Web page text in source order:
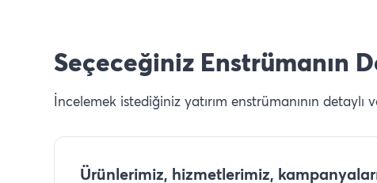
Seçeceğiniz Enstrümanın
İncelemek istediğiniz yatırım enstrümanının
Ürünlerimiz, hizmetlerimiz,